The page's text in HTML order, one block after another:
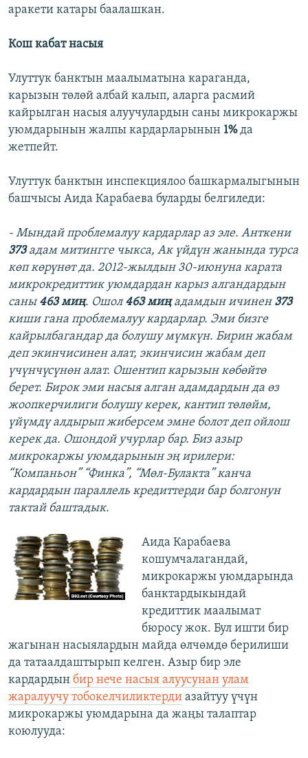
аракети катары баалашкан.
Кош кабат насыя
Улуттук банктын маалыматына караганда,
карызын төлөй албай калып, аларга расмий
кайрылган насыя алуучулардын саны микрокаржы
уюмдарынын жалпы кардарларынын 1%да
жетпейт.
Улуттук банктын инспекциялоо башкармалыгынын
башчысы Аида Карабаева буларды белгиледи:
- Мындай проблемалуу кардарлар аз эле. Анткени
373адам митингге чыкса, Ак үйдүн жанында турса
көп көрүнөт да. 2012-жылдын 30-июнуна карата
микрокредиттик уюмдардан карыз алгандардын
саны463 миң. Ошол463 миңадамдын ичинен 373
киши гана проблемалуу кардарлар. Эми бизге
кайрылбагандар да болушу мүмкүн. Бирин жабам
деп экинчисинен алат, экинчисин жабам деп
үчүнчүсүнөн алат. Ошентип карызын көбөйтө
берет. Бирок эми насыя алган адамдардын да өз
жоопкерчилиги болушу керек, кантип төлөйм,
үйүмдү алдырып жиберсем эмне болот деп ойлош
керек да. Ошондой учурлар бар. Биз азыр
микрокаржы уюмдарынын эң ирилери:
“Компаньон” “Финка”, “Мөл-Булакта” канча
кардардын параллель кредиттерди бар болгонун
тактай баштадык.
Аида Карабаева
кошумчалагандай,
микрокаржы уюмдарында
банктардыкындай
кредиттик маалымат
бюросу жок. Бул ишти бир
жагынан насыялардын майда өлчөмдө берилиши
да татаалдаштырып келген. Азыр бир эле
кардардын бир нече насыя алуусунан улам
жаралуучу тобокелчиликтерди азайтуу үчүн
микрокаржы уюмдарына да жаңы талаптар
коюлууда: